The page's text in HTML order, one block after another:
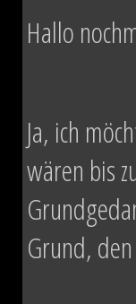
Hallo
Ja, ich
wären bis
Grund,